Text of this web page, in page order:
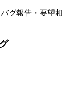
バグ報告・要望相